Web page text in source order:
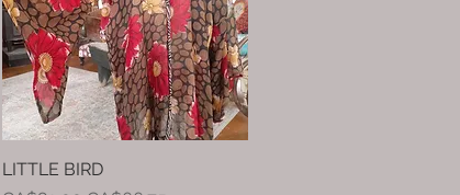
快速瀏覽
LITTLE BIRD